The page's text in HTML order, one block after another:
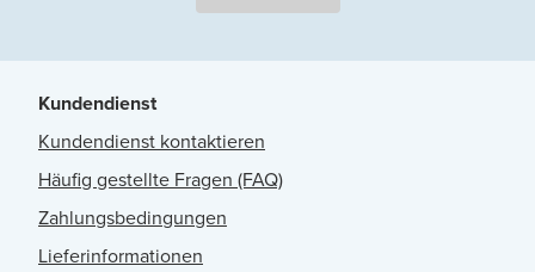
Kundendienst
Kundendienst kontaktieren
Häufig gestellte Fragen (FAQ)
Zahlungsbedingungen
Lieferinformationen